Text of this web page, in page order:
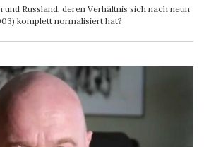
Russland, deren Verhältnis sich nach neun
komplett normalisiert hat?